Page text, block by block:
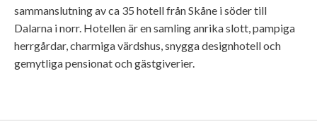
sammanslutning av ca 35 hotell från Skåne i söder till
Dalarna i norr. Hotellen är en samling anrika slott, pampiga
herrgårdar, charmiga värdshus, snygga designhotell och
gemytliga pensionat och gästgiverier.